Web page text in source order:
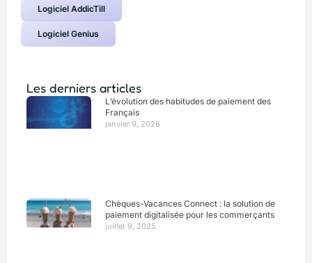
Logiciel AddicTill
Logiciel Genius
Les derniers articles
L’évolution des habitudes de paiement des
Français
janvier 9, 2026
Chèques-Vacances Connect : la solution de
paiement digitalisée pour les commerçants
juillet 9, 2025